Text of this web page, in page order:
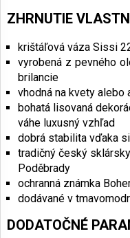
ZHRNUTIE
krištáľová váza Sissi
vyrobená z pevného
brilancie
vhodná na kvety
bohatá lisovaná
váhe luxusný vzhľad
dobrá stabilita vďaka
tradičný český
Poděbrady
ochranná známka
dodávané v
DODATOČNÉ